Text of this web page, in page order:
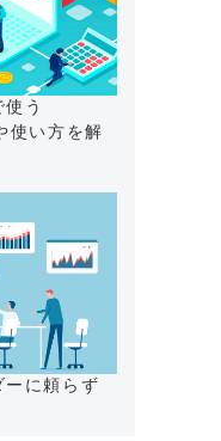
う
使い方を解
ーに頼らず